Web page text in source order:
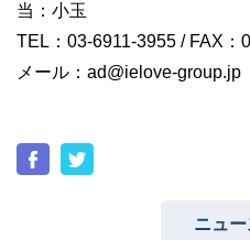
当：小玉
TEL：03-6911-3955 / FAX：
メール：ad@ielove-group.jp
ニュ